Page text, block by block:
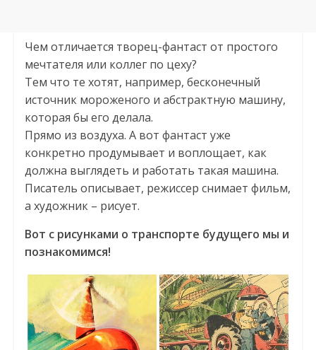
Чем отличается творец-фантаст от простого
мечтателя или коллег по цеху?
Тем что те хотят, например, бесконечный
источник мороженого и абстрактную машину,
которая бы его делала.
Прямо из воздуха. А вот фантаст уже
конкретно продумывает и воплощает, как
должна выглядеть и работать такая машина.
Писатель описывает, режиссер снимает фильм,
а художник – рисует.
Вот с рисунками о транспорте будущего мы и
познакомимся!